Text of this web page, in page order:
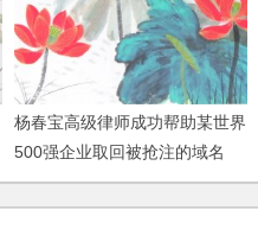
杨春宝高级律师成功帮助某世界
500强企业取回被抢注的域名